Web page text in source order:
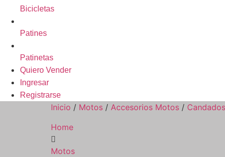
Bicicletas
Patines
Patinetas
Quiero Vender
Ingresar
Registrarse
Inicio / Motos / Accesorios Motos /
Home
Motos